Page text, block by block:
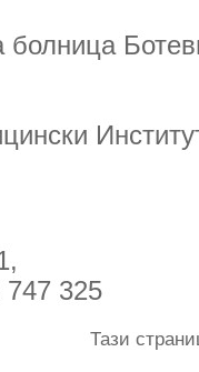
747 325
Тази